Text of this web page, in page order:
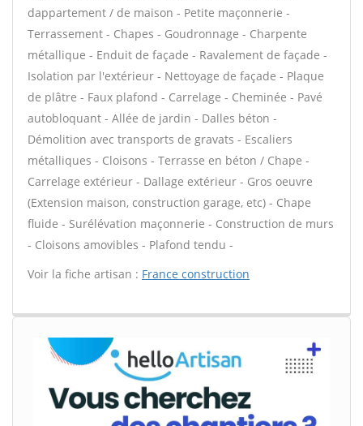
dappartement / de maison - Petite maçonnerie -
Terrassement - Chapes - Goudronnage - Charpente
métallique - Enduit de façade - Ravalement de façade -
Isolation par l'extérieur - Nettoyage de façade - Plaque
de plâtre - Faux plafond - Carrelage - Cheminée - Pavé
autobloquant - Allée de jardin - Dalles béton -
Démolition avec transports de gravats - Escaliers
métalliques - Cloisons - Terrasse en béton / Chape -
Carrelage extérieur - Dallage extérieur - Gros oeuvre
(Extension maison, construction garage, etc) - Chape
fluide - Surélévation maçonnerie - Construction de murs
- Cloisons amovibles - Plafond tendu -
Voir la fiche artisan : France construction